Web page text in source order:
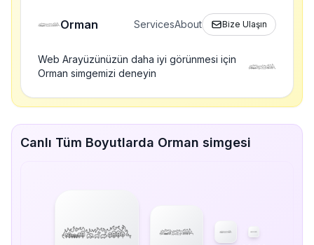
Orman ServicesAbout Bize Ulaşın
Web Arayüzünüzün daha iyi görünmesi için
Orman simgemizi deneyin
Canlı Tüm Boyutlarda Orman simgesi